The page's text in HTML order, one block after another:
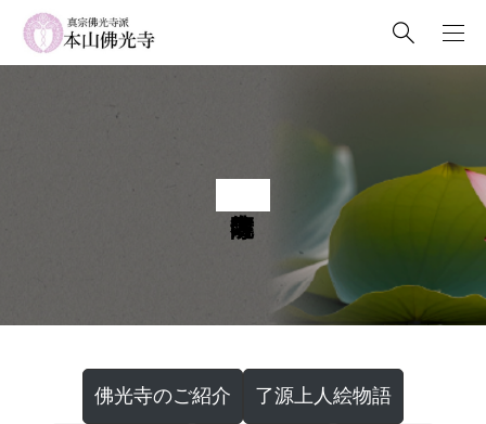
佛光寺のご紹介 了源上人絵物語